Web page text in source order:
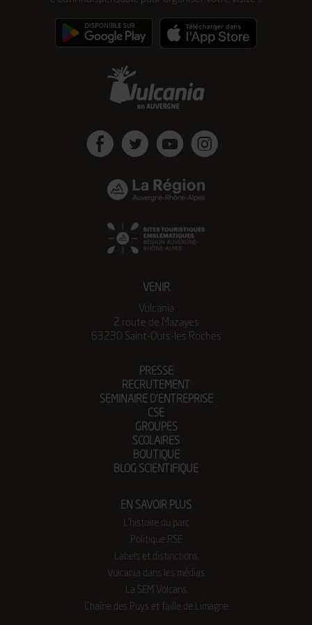
VENIR
Vulcania
2 route de Mazayes
63230 Saint-Ours-les Roches
PRESSE
RECRUTEMENT
SEMINAIRE D’ENTREPRISE
CSE
GROUPES
SCOLAIRES
BOUTIQUE
BLOG SCIENTIFIQUE
EN SAVOIR PLUS
L’histoire du parc
Politique RSE
Labels et distinctions
Vulcania dans les médias
La SEM Volcans
Chaîne des Puys et faille de Limagne